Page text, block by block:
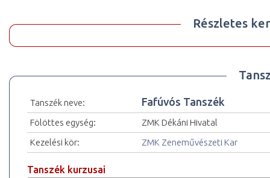
Részletes
Tanszék neve: Fafúvós Tanszék
Fölöttes egység:
ZMK Dékáni Hivatal
Kezelési kör:
ZMK Zeneművészeti Kar
Tanszék kurzusai